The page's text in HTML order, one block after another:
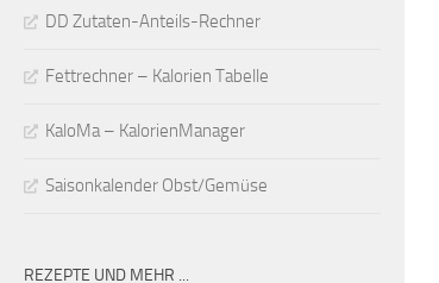
DD Zutaten-Anteils-Rechner
Fettrechner – Kalorien Tabelle
KaloMa – KalorienManager
Saisonkalender Obst/Gemüse
REZEPTE UND MEHR ...